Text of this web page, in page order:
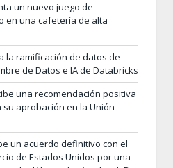
un nuevo juego de
en una cafetería de alta
la ramificación de datos de
de Datos e IA de Databricks
una recomendación positiva
su aprobación en la Unión
un acuerdo definitivo con el
de Estados Unidos por una